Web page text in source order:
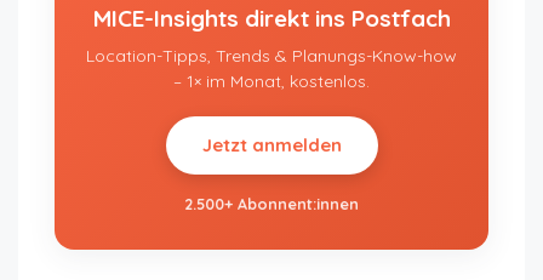
MICE-Insights direkt ins Postfach
Location-Tipps, Trends & Planungs-Know-how
– 1× im Monat, kostenlos.
Jetzt anmelden
2.500+ Abonnent:innen